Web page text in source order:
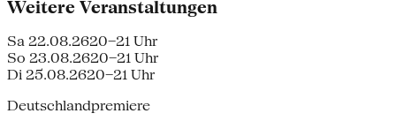
Weitere Veranstaltungen
Sa 22.08.2620–21 Uhr
So 23.08.2620–21 Uhr
Di 25.08.2620–21 Uhr
Deutschlandpremiere